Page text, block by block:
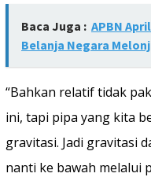
Baca Juga : APBN
Belanja Negara
“Bahkan relatif tidak
ini, tapi pipa yang kita
gravitasi. Jadi gravitasi
nanti ke bawah melalui